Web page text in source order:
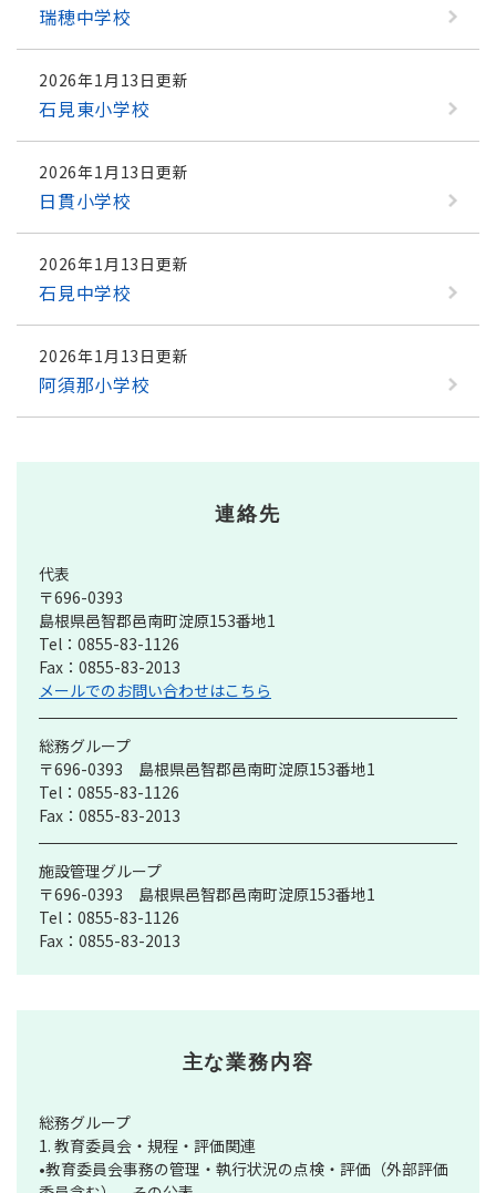
瑞穂中学校
2026年1月13日更新
石見東小学校
2026年1月13日更新
日貫小学校
2026年1月13日更新
石見中学校
2026年1月13日更新
阿須那小学校
連絡先
代表
〒696-0393
島根県邑智郡邑南町淀原153番地1
Tel：0855-83-1126
Fax：0855-83-2013
メールでのお問い合わせはこちら
総務グループ
〒696-0393 島根県邑智郡邑南町淀原153番地1
Tel：0855-83-1126
Fax：0855-83-2013
施設管理グループ
〒696-0393 島根県邑智郡邑南町淀原153番地1
Tel：0855-83-1126
Fax：0855-83-2013
主な業務内容
総務グループ
1. 教育委員会・規程・評価関連
•教育委員会事務の管理・執行状況の点検・評価（外部評価